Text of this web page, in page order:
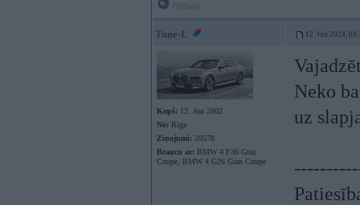
Tune-L 12. Jun 2024,
Kopš: 12. Jun 2002
No: Rīga
Ziņojumi: 20578
Braucu ar: BMW 4 F36 Gran
Coupe, BMW 4 G26 Gran Coupe
Neko
uz